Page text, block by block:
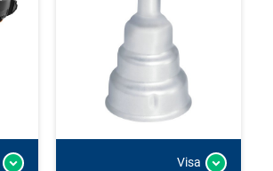
Visa